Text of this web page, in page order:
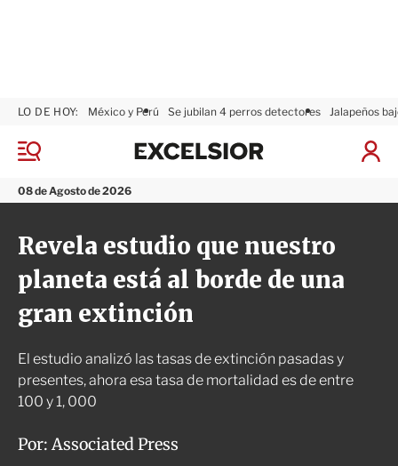
M
n
ú
08 de Agosto de 2026
LO DE HOY: México y Perú Se jubilan 4 perros detectores Jalapeños
I
x
l
i
o
Revela estudio que nuestro
planeta está al borde de una
gran extinción
El estudio analizó las tasas de extinción pasadas y
presentes, ahora esa tasa de mortalidad es de entre
100 y 1, 000
Por:Associated Press